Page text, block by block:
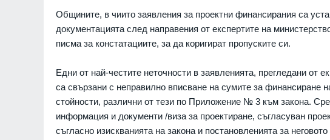
Общините, в чиито заявления за проектни финансирания са
документацията след направения от експертите на
писма за констатациите, за да коригират пропуските си.
Едни от най-честите неточности в заявленията, прегледани
са свързани с неправилно вписване на сумите за финансиране
стойности, различни от тези по Приложение № 3 към закона.
информация и документи /виза за проектиране, съгласуван
съгласно изискванията на закона и постановленията за
Ал. Йорданов: Родата на
е толкова червена, че все едно
ни се лансира за президент внук
МНЕНИЯ И АНАЛИЗИ 06.08.2026г.
Нови две кули са открити при
археологическите проучвания на
средновековния град Русокастро
БУРГАС 06.08.2026г.